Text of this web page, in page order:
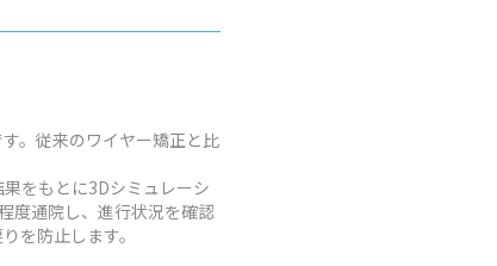
。従来のワイヤー矯正と比
をもとに3Dシミュレーシ
度通院し、進行状況を確認
を防止します。